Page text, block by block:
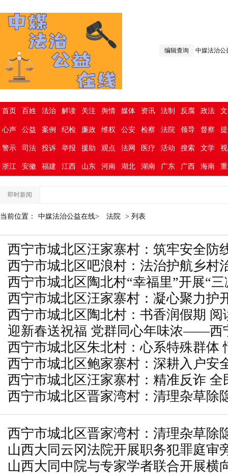
编辑查询 中媒法治公
首页 百姓 法治 解读 关注 舆情 媒体 资讯 法制 反腐 政法
心声 公益 案例 纪检 廉政 维权 公安 检察 法院 领导 督察
警示 司法 投诉 举报 援助 观点 法网 医疗 活动 搜索 文学
浙江 安徽 福建 江西 山东 河南 湖北 湖南 广东 广西 海南
即时新闻
当前位置： 中媒法治公益在线> 法院 > 列表
西宁市城北区汪家寨村：筑牢安全防
治
西宁市城北区吧浪村：法治护航乡村
纠纷
西宁市城北区陶北村“幸福里”开展“
宣传活动
西宁市城北区汪家寨村：凝心聚力护
长
西宁市城北区陶北村：书香润假期 阅
迎新春送祝福 党群同心年味浓——西
展写春联剪窗花主题活动
西宁市城北区朱北村：心系特殊群体
西宁市城北区鲍家寨村：深耕入户安
安根基
西宁市城北区汪家寨村：精准反诈 全
西宁市城北区晋家湾村：清理杂草除
全网”
西宁市城北区晋家湾村：清理杂草除
全网”
山西大同云冈法院开展职务犯罪庭审
山西大同中院与专家学者联合开展横